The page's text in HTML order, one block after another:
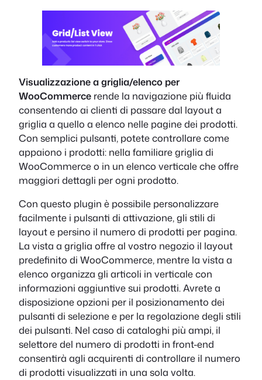
Visualizzazione a griglia/elenco per
WooCommerce rende la navigazione più fluida
consentendo ai clienti di passare dal layout a
griglia a quello a elenco nelle pagine dei prodotti.
Con semplici pulsanti, potete controllare come
appaiono i prodotti: nella familiare griglia di
WooCommerce o in un elenco verticale che offre
maggiori dettagli per ogni prodotto.
Con questo plugin è possibile personalizzare
facilmente i pulsanti di attivazione, gli stili di
layout e persino il numero di prodotti per pagina.
La vista a griglia offre al vostro negozio il layout
predefinito di WooCommerce, mentre la vista a
elenco organizza gli articoli in verticale con
informazioni aggiuntive sui prodotti. Avrete a
disposizione opzioni per il posizionamento dei
pulsanti di selezione e per la regolazione degli stili
dei pulsanti. Nel caso di cataloghi più ampi, il
selettore del numero di prodotti in front-end
consentirà agli acquirenti di controllare il numero
di prodotti visualizzati in una sola volta.